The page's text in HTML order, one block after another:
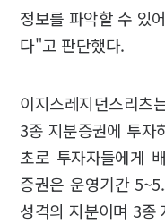
정보를 파악할 수 있
다"고 판단했다.
이지스레지던스리츠
3종 지분증권에 투자
초로 투자자들에게
증권은 운영기간
성격의 지분이며 3종